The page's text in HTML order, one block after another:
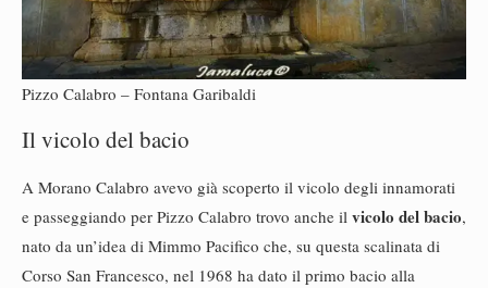
Pizzo Calabro – Fontana Garibaldi
Il vicolo del bacio
A Morano Calabro avevo già scoperto il vicolo degli innamorati
e passeggiando per Pizzo Calabro trovo anche il vicolo del bacio,
nato da un’idea di Mimmo Pacifico che, su questa scalinata di
Corso San Francesco, nel 1968 ha dato il primo bacio alla